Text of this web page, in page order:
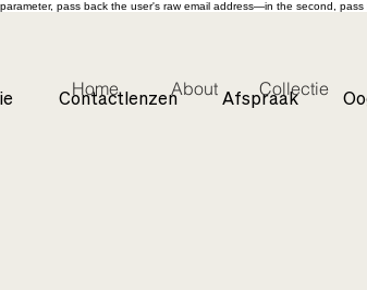
pass back the user's raw email address—in the second,
Contactlenzen Afspraak
Home About Collectie